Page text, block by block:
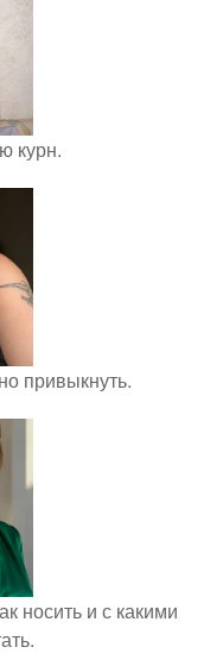
курн.
привыкнуть.
носить и с какими